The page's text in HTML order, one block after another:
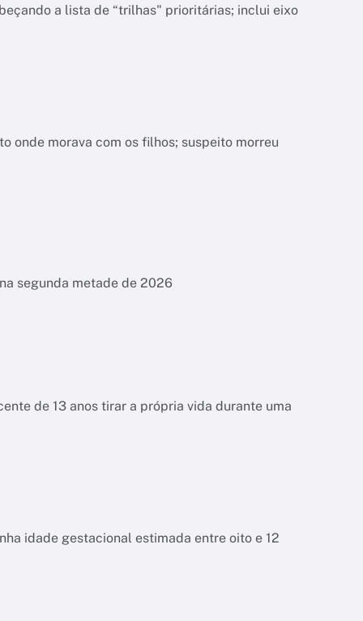
a lista de “trilhas" prioritárias; inclui eixo
onde morava com os filhos; suspeito morreu
segunda metade de 2026
de 13 anos tirar a própria vida durante uma
idade gestacional estimada entre oito e 12